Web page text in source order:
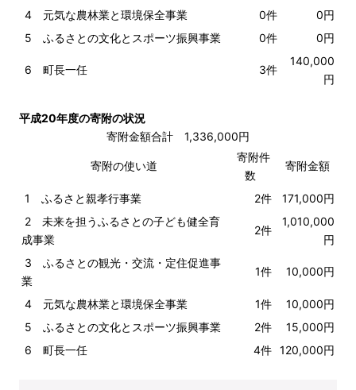
4 元気な農林業と環境保全事業 0件
0円
5 ふるさとの文化とスポーツ振興事業
0件 0円
6 町長一任 3件
140,000
円
平成20年度の寄附の状況
寄附金額合計 1,336,000円
寄附の使い道
寄附件
数
寄附金額
1 ふるさと親孝行事業 2件
171,000円
2 未来を担うふるさとの子ども健全育
成事業
2件
1,010,000
円
3 ふるさとの観光・交流・定住促進事
業
1件 10,000円
4 元気な農林業と環境保全事業 1件
10,000円
5 ふるさとの文化とスポーツ振興事業
2件
15,000円
6 町長一任
4件 120,000円